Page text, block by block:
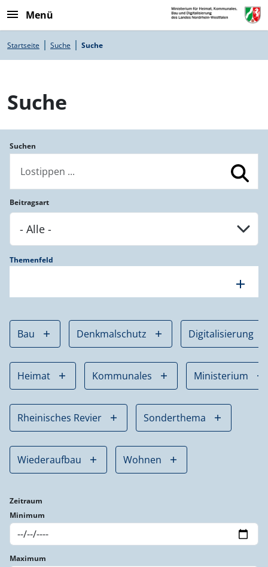
Menü
Pfadnavigation
Startseite Suche Suche
Suche
Suchen
Beitragsart
Themenfeld
add
Bau Denkmalschutz Digitalisierung
Heimat Kommunales Ministerium
Rheinisches Revier Sonderthema
Wiederaufbau Wohnen
Zeitraum
Minimum
Maximum